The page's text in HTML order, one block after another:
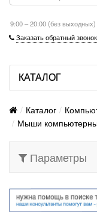
9:00 – 20:00 (без выходных)
Заказать обратный звонок
КАТАЛОГ
Каталог
Мыши
Параметры